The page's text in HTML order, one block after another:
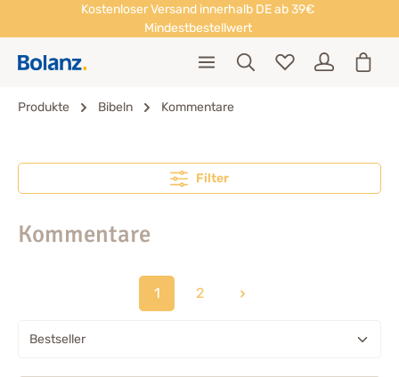
Kostenloser Versand innerhalb DE ab 39€
Mindestbestellwert
Produkte Bibeln Kommentare
Filter
Kommentare
1 2